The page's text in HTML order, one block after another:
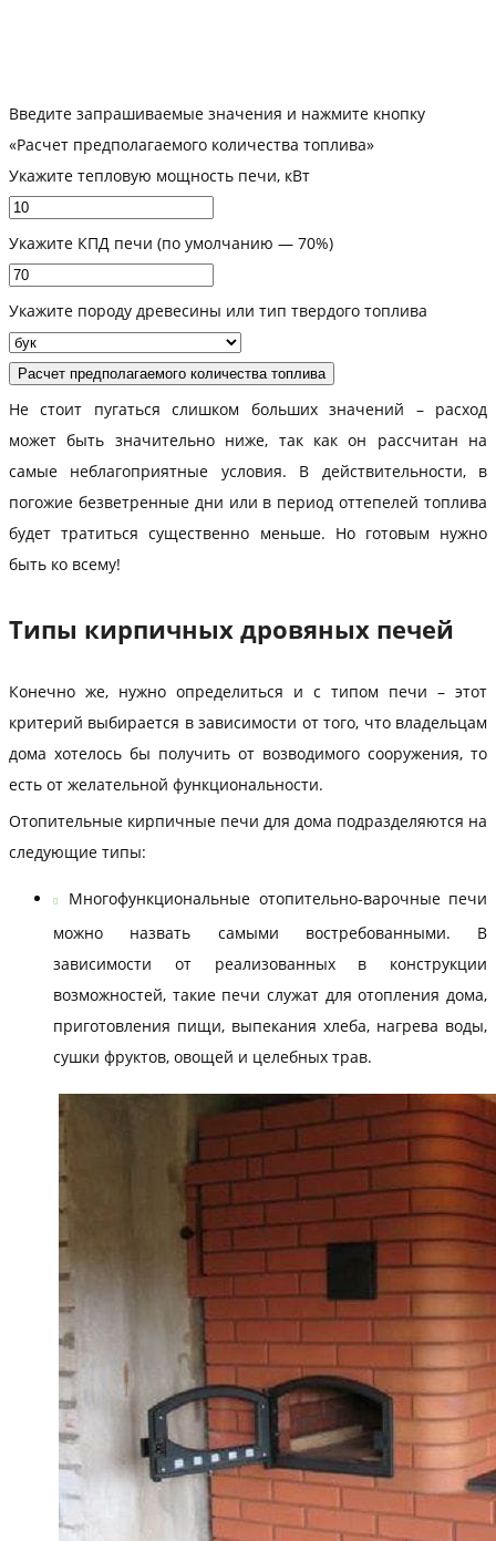
Введите запрашиваемые значения и нажмите кнопку
«Расчет предполагаемого количества топлива»
Укажите тепловую мощность печи, кВт
Укажите КПД печи (по умолчанию — 70%)
Укажите породу древесины или тип твердого топлива
Не стоит пугаться слишком больших значений – расход
может быть значительно ниже, так как он рассчитан на
самые неблагоприятные условия. В действительности, в
погожие безветренные дни или в период оттепелей топлива
будет тратиться существенно меньше. Но готовым нужно
быть ко всему!
Типы кирпичных дровяных печей
Конечно же, нужно определиться и с типом печи – этот
критерий выбирается в зависимости от того, что владельцам
дома хотелось бы получить от возводимого сооружения, то
есть от желательной функциональности.
Отопительные кирпичные печи для дома подразделяются на
следующие типы:
Многофункциональные отопительно-варочные печи
можно назвать самыми востребованными. В
зависимости от реализованных в конструкции
возможностей, такие печи служат для отопления дома,
приготовления пищи, выпекания хлеба, нагрева воды,
сушки фруктов, овощей и целебных трав.